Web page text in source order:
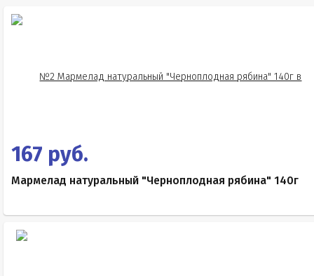
167 руб.
Мармелад натуральный "Черноплодная рябина" 140г